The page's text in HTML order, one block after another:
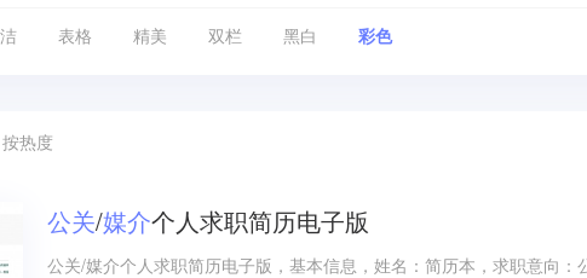
表格 精美 双栏 黑白 彩色
按热度
公关/媒介个人求职简历电子版
公关/媒介个人求职简历电子版，基本信息，姓名：简历本，求职意向：